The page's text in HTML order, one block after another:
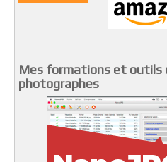
Mes formations et outils
photographes